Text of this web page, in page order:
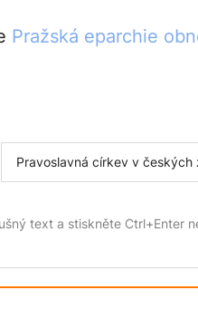
Pražská eparchie
Pravoslavná církev v českých
text a stiskněte Ctrl+Enter